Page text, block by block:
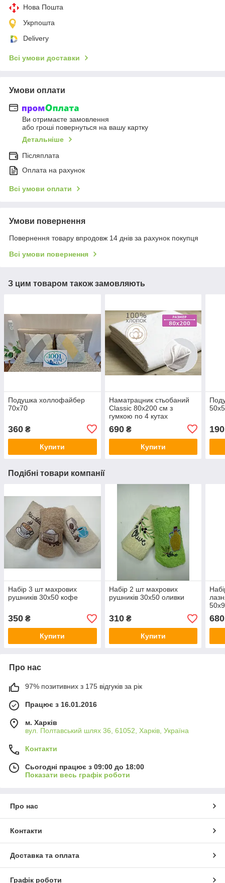
Нова Пошта
Укрпошта
Delivery
Всі умови доставки
Умови оплати
Ви отримаєте замовлення
або гроші повернуться на вашу картку
Детальніше
Післяплата
Оплата на рахунок
Всі умови оплати
Умови повернення
Повернення товару впродовж 14 днів за рахунок покупця
Всі умови повернення
З цим товаром також замовляють
Подушка холлофайбер
70x70
360 ₴
Купити
Наматрацник стьобаний
Classic 80х200 см з
гумкою по 4 кутах
690₴
Купити
190
Подібні товари компанії
Набір 3 шт махрових
рушників 30х50 кофе
350 ₴
Купити
Набір 2 шт махрових
рушників 30х50 оливки
310₴
Купити
680
Про нас
97% позитивних з 175 відгуків за рік
Працює з 16.01.2016
м. Харків
вул. Полтавський шлях 36, 61052, Харків, Україна
Контакти
Сьогодні працює з 09:00 до 18:00
Показати весь графік роботи
Про нас
Контакти
Доставка та оплата
Графік роботи